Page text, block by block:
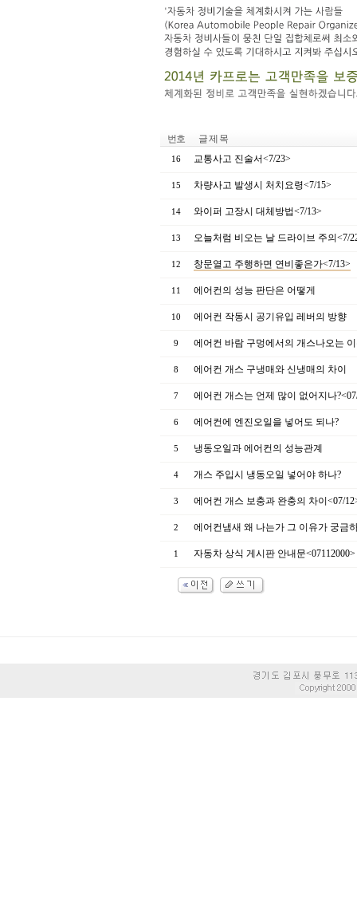
번호 글 제 목
16 교통사고 진술서<7/23>
15 차량사고 발생시 처치요령<7/15>
14 와이퍼 고장시 대체방법<7/13>
13 오늘처럼 비오는 날 드라이브 주의<7/
12 창문열고 주행하면 연비좋은가<7/13>
11 에어컨의 성능 판단은 어떻게
10 에어컨 작동시 공기유입 레버의 방향
9 에어컨 바람 구멍에서의 개스나오는
8 에어컨 개스 구냉매와 신냉매의 차이
7 에어컨 개스는 언제 많이 없어지나
6 에어컨에 엔진오일을 넣어도 되나?
5 냉동오일과 에어컨의 성능관계
4 개스 주입시 냉동오일 넣어야 하나?
3 에어컨 개스 보충과 완충의 차이<07/
2 에어컨냄새 왜 나는가 그 이유가 궁금
1 자동차 상식 게시판 안내문<07112000>